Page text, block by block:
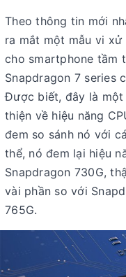
Theo thông tin mới
ra mắt một mẫu vi
cho smartphone tầm
Snapdragon 7 series
Được biết, đây là một
thiện về hiệu năng
đem so sánh nó với
thể, nó đem lại hiệu
Snapdragon 730G,
vài phần so với
765G.